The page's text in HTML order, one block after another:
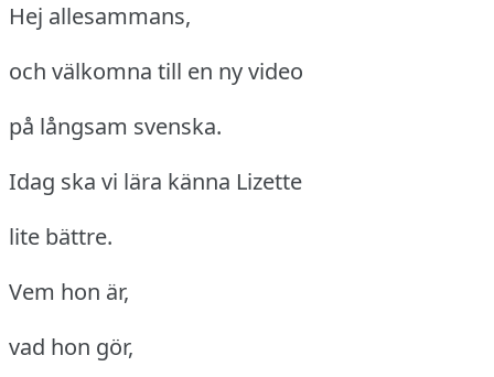
Hej allesammans,
och välkomna till en ny video
på långsam svenska.
Idag ska vi lära känna Lizette
lite bättre.
Vem hon är,
vad hon gör,